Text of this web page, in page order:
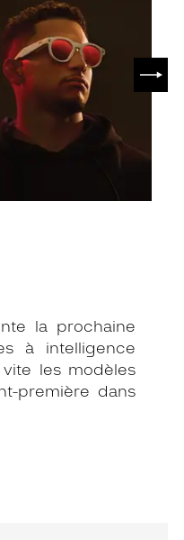
la prochaine
à intelligence
les modèles
première dans